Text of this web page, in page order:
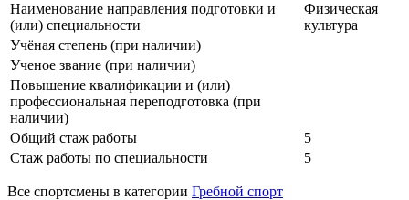
Наименование направления подготовки и
(или) специальности
Физическая
культура
Учёная степень (при наличии)
Ученое звание (при наличии)
Повышение квалификации и (или)
профессиональная переподготовка (при
наличии)
Общий стаж работы
5
Стаж работы по специальности
5
Все спортсмены в категории Гребной спорт